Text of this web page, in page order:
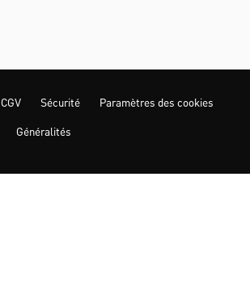
CGV Sécurité Paramètres des cookies
Généralités